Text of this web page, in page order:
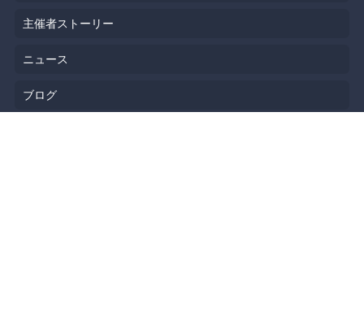
主催者ストーリー
ニュース
ブログ